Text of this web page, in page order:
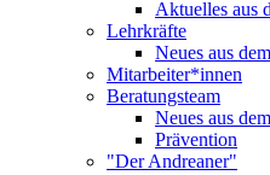
Aktuelles aus
Lehrkräfte
Neues aus
Mitarbeiter*innen
Beratungsteam
Neues aus
Prävention
"Der Andreaner"